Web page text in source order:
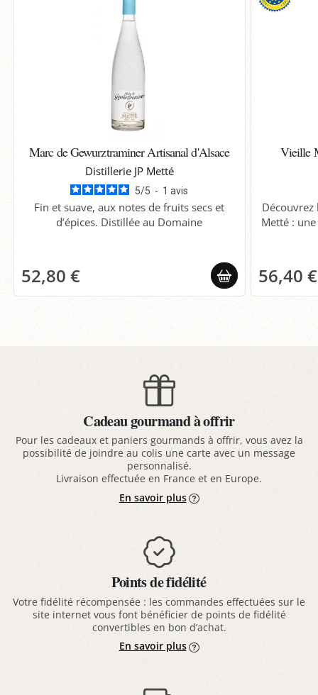
Marc de Gewurztraminer Artisanal d'Alsace
Distillerie JP Metté
5/5 - 1avis
Fin et suave, aux notes de fruits secs et
d’épices. Distillée au Domaine
52,80 €
Vieille
Découvrez
Metté :
56,40 €
Cadeau gourmand à offrir
Pour les cadeaux et paniers gourmands à offrir, vous avez la
possibilité de joindre au colis une carte avec un message
personnalisé.
Livraison effectuée en France et en Europe.
En savoir plus
Points de fidélité
Votre fidélité récompensée : les commandes effectuées sur le
site internet vous font bénéficier de points de fidélité
convertibles en bon d’achat.
En savoir plus